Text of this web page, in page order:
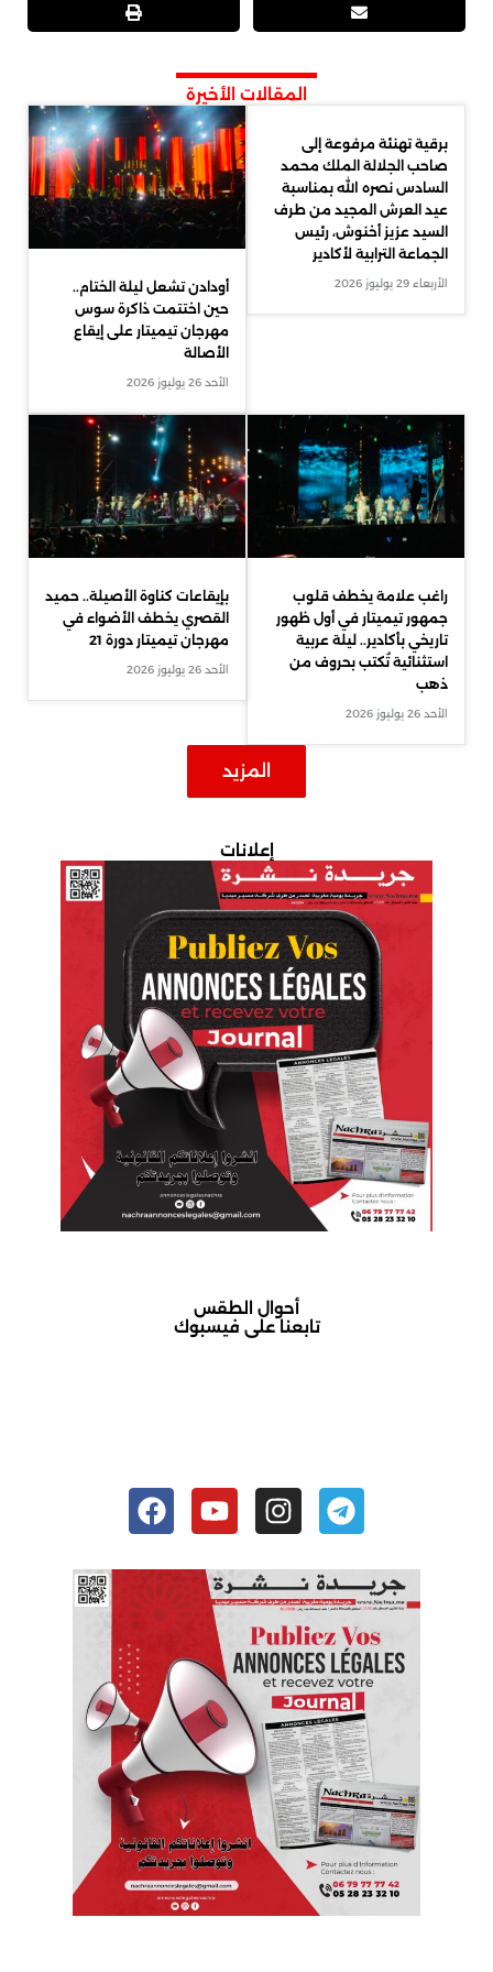
المقالات الأخيرة
برقية تهنئة مرفوعة إلى
صاحب الجلالة الملك محمد
السادس نصره الله بمناسبة
عيد العرش المجيد من طرف
السيد عزيز أخنوش، رئيس
الجماعة الترابية لأكادير
الأربعاء 29 يوليوز 2026
أودادن تشعل ليلة الختام..
حين اختتمت ذاكرة سوس
مهرجان تيميتار على إيقاع
الأصالة
الأحد 26 يوليوز 2026
راغب علامة يخطف قلوب
جمهور تيميتار في أول ظهور
تاريخي بأكادير.. ليلة عربية
استثنائية تُكتب بحروف من
ذهب
الأحد 26 يوليوز 2026
بإيقاعات كناوة الأصيلة.. حميد
القصري يخطف الأضواء في
مهرجان تيميتار دورة 21
الأحد 26 يوليوز 2026
المزيد
إعلانات
أحوال الطقس
أكادير حالة الطقستابعنا على فيسبوك
Telegram
Instagram
Youtube
Facebook